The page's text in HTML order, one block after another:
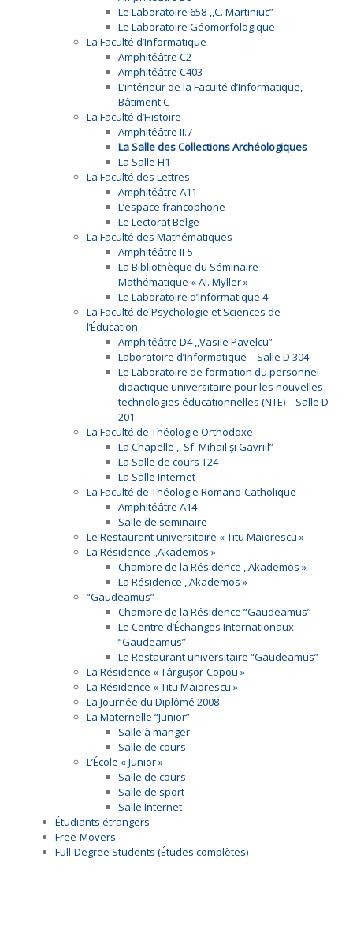
Le Laboratoire 658-,,C. Martiniuc”
Le Laboratoire Géomorfologique
La Faculté d’Informatique
Amphitéâtre C2
Amphitéâtre C403
L’intérieur de la Faculté d’Informatique,
Bâtiment C
La Faculté d’Histoire
Amphitéâtre II.7
La Salle des Collections Archéologiques
La Salle H1
La Faculté des Lettres
Amphitéâtre A11
L’espace francophone
Le Lectorat Belge
La Faculté des Mathématiques
Amphitéâtre II-5
La Bibliothèque du Séminaire
Mathématique « Al. Myller »
Le Laboratoire d’Informatique 4
La Faculté de Psychologie et Sciences de
l’Éducation
Amphitéâtre D4 ,,Vasile Pavelcu”
Laboratoire d’Informatique – Salle D 304
Le Laboratoire de formation du personnel
didactique universitaire pour les nouvelles
technologies éducationnelles (NTE) – Salle D
201
La Faculté de Théologie Orthodoxe
La Chapelle ,, Sf. Mihail şi Gavriil”
La Salle de cours T24
La Salle Internet
La Faculté de Théologie Romano-Catholique
Amphitéâtre A14
Salle de seminaire
Le Restaurant universitaire « Titu Maiorescu »
La Résidence ,,Akademos »
Chambre de la Résidence ,,Akademos »
La Résidence ,,Akademos »
“Gaudeamus”
Chambre de la Résidence “Gaudeamus”
Le Centre d’Échanges Internationaux
“Gaudeamus”
Le Restaurant universitaire “Gaudeamus”
La Résidence « Târguşor-Copou »
La Résidence « Titu Maiorescu »
La Journée du Diplômé 2008
La Maternelle “Junior”
Salle à manger
Salle de cours
L’École « Junior »
Salle de cours
Salle de sport
Salle Internet
Étudiants étrangers
Free-Movers
Full-Degree Students (Études complètes)